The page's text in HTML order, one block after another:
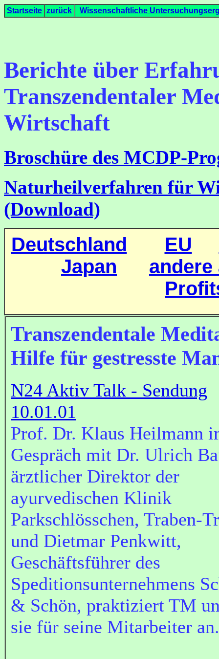
Startseite zurück Wissenschaftliche
Berichte über
Transzendentaler
Wirtschaft
Broschüre des MCDP-
Naturheilverfahren für
(Download)
Deutschland EU
Japan
andere
Transzendentale
Hilfe für gestresste
N24 Aktiv Talk - Sendung
10.01.01
Prof. Dr. Klaus Heilmann
Gespräch mit Dr. Ulrich
ärztlicher Direktor der
ayurvedischen Klinik
Parkschlösschen, Traben-
und Dietmar Penkwitt,
Geschäftsführer des
Speditionsunternehmens
& Schön, praktiziert TM
sie für seine Mitarbeiter an.